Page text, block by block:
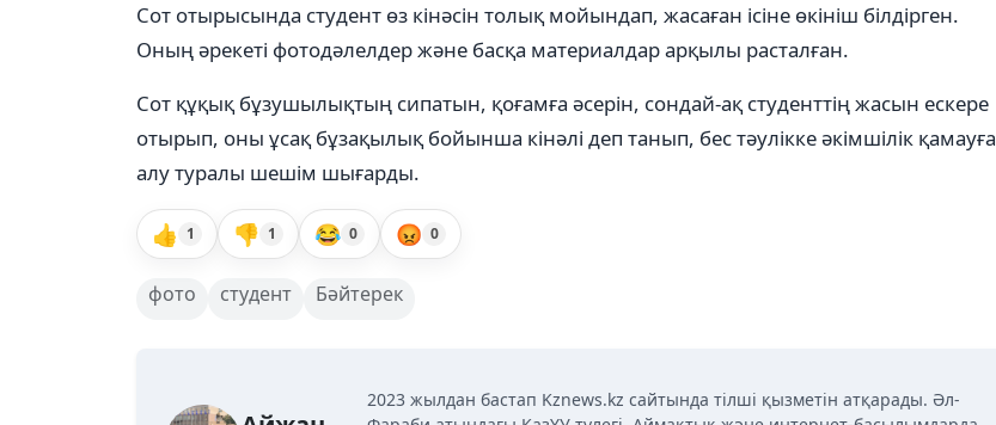
Сот отырысында студент өз кінәсін толық мойындап, жасаған ісіне өкініш білдірген.
Оның әрекеті фотодәлелдер және басқа материалдар арқылы расталған.
Сот құқық бұзушылықтың сипатын, қоғамға әсерін, сондай-ақ студенттің жасын ескере
отырып, оны ұсақ бұзақылық бойынша кінәлі деп танып, бес тәулікке әкімшілік қамауға
алу туралы шешім шығарды.
👍 1 👎 1 😂 0 😡 0
фото студент Бәйтерек
2023 жылдан бастап Kznews.kz сайтында тілші қызметін атқарады. Әл-